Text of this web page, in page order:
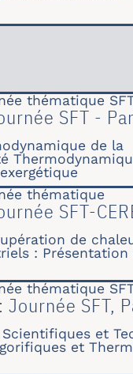
thématique
SFT -
de la
thématique
SFT-
de
:
thématique
SFT,
et
et